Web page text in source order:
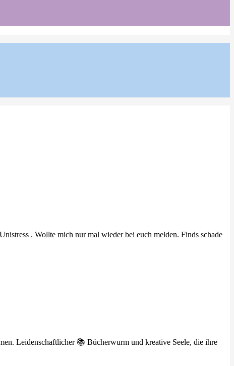
. Wollte mich nur mal wieder bei euch melden. Finds schade
Leidenschaftlicher 📚 Bücherwurm und kreative Seele, die ihre